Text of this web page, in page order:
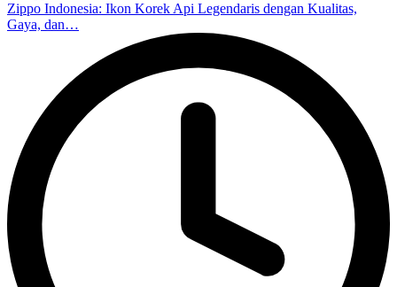
Zippo Indonesia: Ikon Korek Api Legendaris dengan Kualitas,
Gaya, dan…